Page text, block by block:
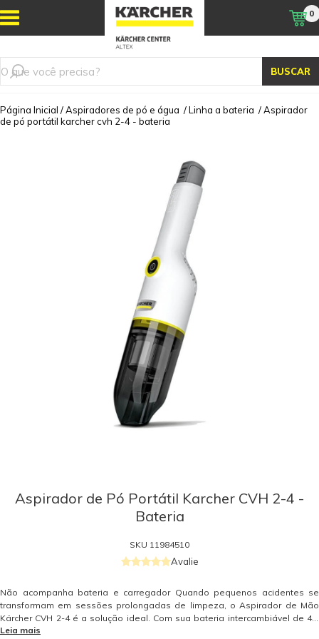
BUSCAR
0
Página Inicial /Aspiradores de pó e água /Linha a bateria /Aspirador
de pó portátil karcher cvh 2-4 - bateria
Aspirador de Pó Portátil Karcher CVH 2-4 -
Bateria
SKU 11984510
Avalie
Não acompanha bateria e carregador Quando pequenos acidentes se
transformam em sessões prolongadas de limpeza, o Aspirador de Mão
Kärcher CVH 2-4 é a solução ideal. Com sua bateria intercambiável de 4V,
você pode prolongar o tempo de limpeza facilmente, trocando a bateria
Leia mais